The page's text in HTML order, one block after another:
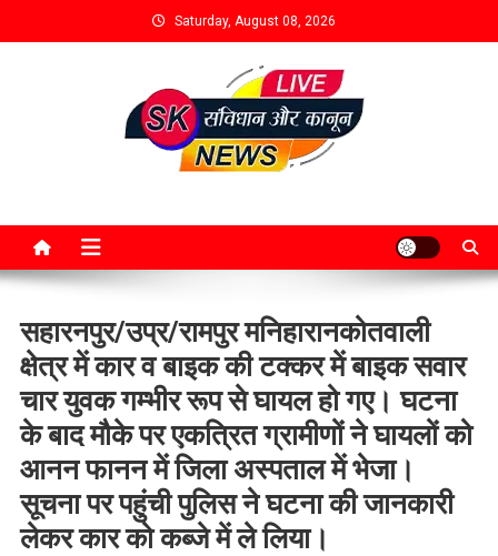
Saturday, August 08, 2026
सहारनपुर/उप्र/रामपुर मनिहारानकोतवाली
क्षेत्र में कार व बाइक की टक्कर में बाइक सवार
चार युवक गम्भीर रूप से घायल हो गए। घटना
के बाद मौके पर एकत्रित ग्रामीणों ने घायलों को
आनन फानन में जिला अस्पताल में भेजा।
सूचना पर पहुंची पुलिस ने घटना की जानकारी
लेकर कार को कब्जे में ले लिया।